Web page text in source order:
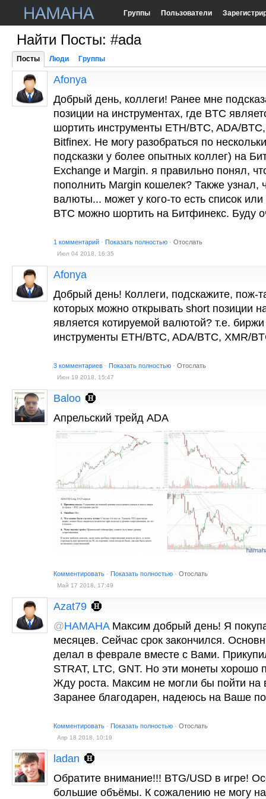
Группы Пользователи
Найти Посты: #ada
Посты Люди Группы
Afonya
Добрый день, коллеги! Ранее мне
позиции на инструментах, где BTC
шортить инструменты ETH/BTC, ADA/
Bitfinex. Не могу разобраться по
подсказки у более опытных коллег) на
Exchange и Margin. я правильно понял,
пополнить Margin кошелек? Также узнал,
валюты... может у кого-то есть список
BTC можно шортить на Битфинекс. Буду
1 комментарий · Показать полностью · Отослать
Июл 04 2018, 16:35
Afonya
Добрый день! Коллеги, подскажите, пож-
которых можно открывать short позиции
является котируемой валютой? т.е.
инструменты ETH/BTC, ADA/BTC, XMR/
3 комментариев · Показать полностью · Отослать
Июн 19 2018, 15:47
Baloo
Апрельский трейд ADA
Комментировать · Показать полностью · Отослать
Май 17 2018, 17:49
Azat79
@HAMAHAМаксим добрый день! Я
месяцев. Сейчас срок закончился.
делал в феврале вместе с Вами.
STRAT, LTC, GNT. Но эти монеты хорошо
Жду роста. Максим не могли бы пойти на
Заранее благодарен, надеюсь на Ваше
Комментировать · Показать полностью · Отослать
Апр 18 2018, 10:19
ladan
Обратите внимание!!! BTG/USD в игре!
большие объёмы. К сожалению не могу